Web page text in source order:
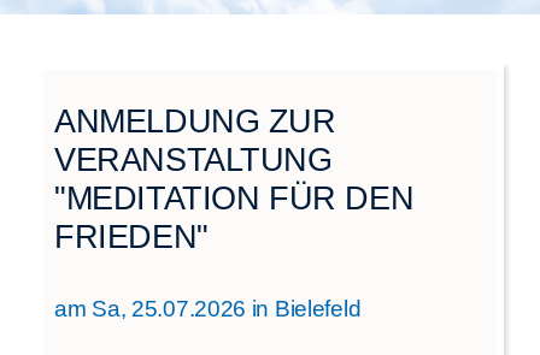
Städtegruppen Schweiz
ANMELDUNG ZUR
VERANSTALTUNG
"MEDITATION FÜR DEN
FRIEDEN"
am Sa, 25.07.2026 in Bielefeld